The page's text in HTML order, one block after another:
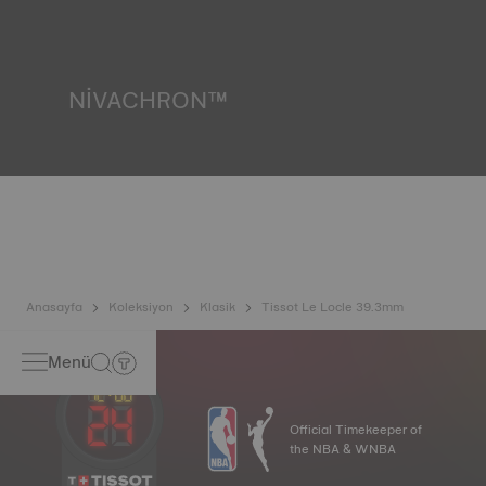
NIVACHRON™
Anasayfa Koleksiyon Klasik Tissot Le Locle 39.3mm
Menü
Official Timekeeper of
the NBA & WNBA